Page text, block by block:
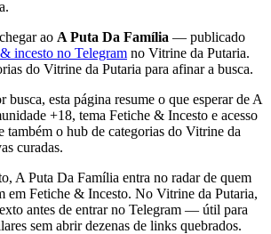
ao A Puta Da Família — publicado
incesto no Telegram no Vitrine da Putaria.
do Vitrine da Putaria para afinar a busca.
busca, esta página resume o que esperar de A
+18, tema Fetiche & Incesto e acesso
também o hub de categorias do Vitrine da
curadas.
A Puta Da Família entra no radar de quem
em Fetiche & Incesto. No Vitrine da Putaria,
antes de entrar no Telegram — útil para
sem abrir dezenas de links quebrados.